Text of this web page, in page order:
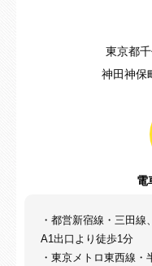
東京都
神田神保
電
・都営新宿線・三田線
A1出口より徒歩1分
・東京メトロ東西線